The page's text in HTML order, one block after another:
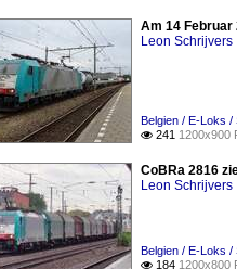
Am 14 Februar
Leon Schrijvers
Belgien / E-Loks /
 241 1200x900
CoBRa 2816
Leon Schrijvers
Belgien / E-Loks /
 184 1200x800